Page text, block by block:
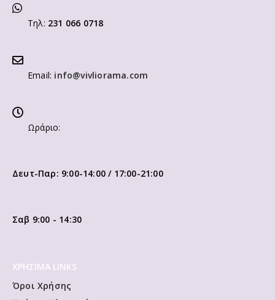
Τηλ: 231 066 0718
Email: info@vivliorama.com
Ωράριο:
Δευτ-Παρ: 9:00-14:00 / 17:00-21:00
Σαβ 9:00 - 14:30
ΧΡΗΣΙΜΑ LINKS
Όροι Χρήσης